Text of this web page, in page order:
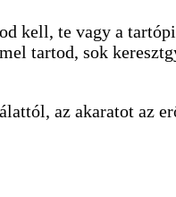
kell, te vagy a
tartod, sok
az akaratot az